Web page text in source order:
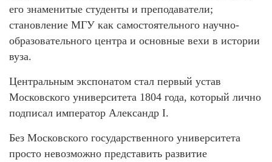
его знаменитые студенты и преподаватели;
становление МГУ как самостоятельного научно-
образовательного центра и основные вехи в истории
вуза.
Центральным экспонатом стал первый устав
Московского университета 1804 года, который лично
подписал император Александр I.
Без Московского государственного университета
просто невозможно представить развитие